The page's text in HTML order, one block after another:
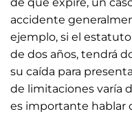
accidente
ejemplo, si el
de dos años, tendrá
su caída para
de limitaciones varía
es importante hablar